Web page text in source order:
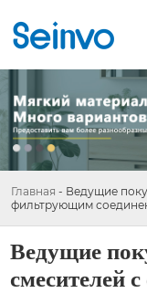
Главная - Ведущие
фильтрующим
Ведущие
смесителей